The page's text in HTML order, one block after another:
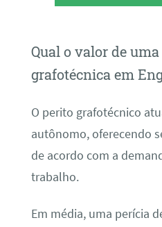
Qual o valor de
grafotécnica em
O perito grafotécnico
autônomo, oferecendo
de acordo com a
trabalho.
Em média, uma perícia